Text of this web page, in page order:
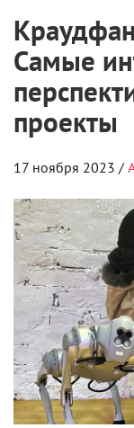
Самые
проекты
17 ноября 2023 /